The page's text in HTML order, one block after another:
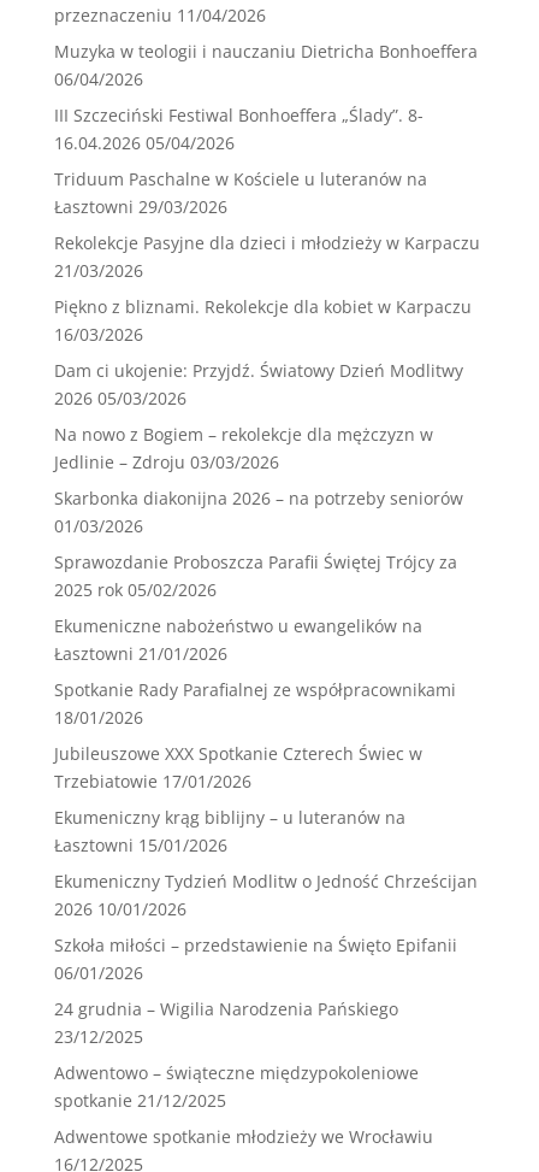
przeznaczeniu 11/04/2026
Muzyka w teologii i nauczaniu Dietricha Bonhoeffera
06/04/2026
III Szczeciński Festiwal Bonhoeffera „Ślady”. 8-
16.04.2026 05/04/2026
Triduum Paschalne w Kościele u luteranów na
Łasztowni 29/03/2026
Rekolekcje Pasyjne dla dzieci i młodzieży w Karpaczu
21/03/2026
Piękno z bliznami. Rekolekcje dla kobiet w Karpaczu
16/03/2026
Dam ci ukojenie: Przyjdź. Światowy Dzień Modlitwy
2026 05/03/2026
Na nowo z Bogiem – rekolekcje dla mężczyzn w
Jedlinie – Zdroju 03/03/2026
Skarbonka diakonijna 2026 – na potrzeby seniorów
01/03/2026
Sprawozdanie Proboszcza Parafii Świętej Trójcy za
2025 rok 05/02/2026
Ekumeniczne nabożeństwo u ewangelików na
Łasztowni 21/01/2026
Spotkanie Rady Parafialnej ze współpracownikami
18/01/2026
Jubileuszowe XXX Spotkanie Czterech Świec w
Trzebiatowie 17/01/2026
Ekumeniczny krąg biblijny – u luteranów na
Łasztowni 15/01/2026
Ekumeniczny Tydzień Modlitw o Jedność Chrześcijan
2026 10/01/2026
Szkoła miłości – przedstawienie na Święto Epifanii
06/01/2026
24 grudnia – Wigilia Narodzenia Pańskiego
23/12/2025
Adwentowo – świąteczne międzypokoleniowe
spotkanie 21/12/2025
Adwentowe spotkanie młodzieży we Wrocławiu
16/12/2025